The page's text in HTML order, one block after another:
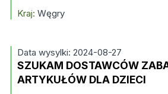
Kraj: Węgry
Data wysylki: 2024-08-27
SZUKAM DOSTAWCÓW
ARTYKUŁÓW DLA DZIECI